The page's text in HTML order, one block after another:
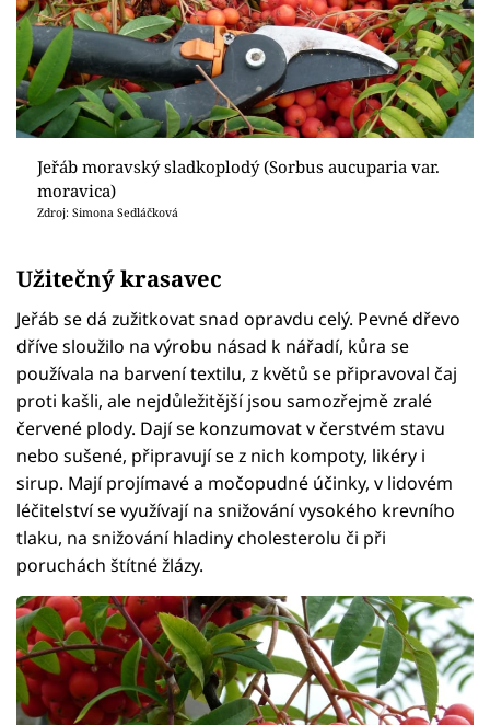
Jeřáb moravský sladkoplodý (Sorbus aucuparia var.
moravica)
Zdroj: Simona Sedláčková
Užitečný krasavec
Jeřáb se dá zužitkovat snad opravdu celý. Pevné dřevo
dříve sloužilo na výrobu násad k nářadí, kůra se
používala na barvení textilu, z květů se připravoval čaj
proti kašli, ale nejdůležitější jsou samozřejmě zralé
červené plody. Dají se konzumovat v čerstvém stavu
nebo sušené, připravují se z nich kompoty, likéry i
sirup. Mají projímavé a močopudné účinky, v lidovém
léčitelství se využívají na snižování vysokého krevního
tlaku, na snižování hladiny cholesterolu či při
poruchách štítné žlázy.